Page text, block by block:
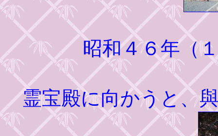
昭和４６年（
霊宝殿に向かうと、